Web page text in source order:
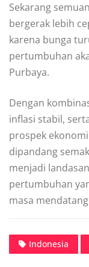
Sekarang
bergerak lebih
karena bunga
pertumbuhan
Purbaya.
Dengan
inflasi stabil,
prospek
dipandang
menjadi
pertumbuhan
masa
Indonesia